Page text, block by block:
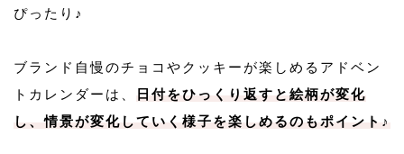
ぴったり♪
ブランド自慢のチョコやクッキーが楽しめるアドベン
トカレンダーは、
日付をひっくり返すと絵柄が変化
し、情景が変化していく様子を楽しめるのもポイント♪